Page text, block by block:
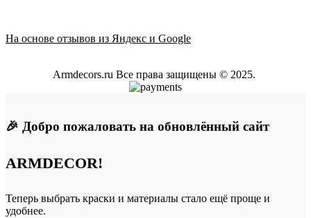
На основе отзывов из Яндекс и Google
Armdecors.ru Все права защищены © 2025. ​
🎉 Добро пожаловать на обновлённый сайт
ARMDECOR!
Теперь выбрать краски и материалы стало ещё проще и
удобнее.